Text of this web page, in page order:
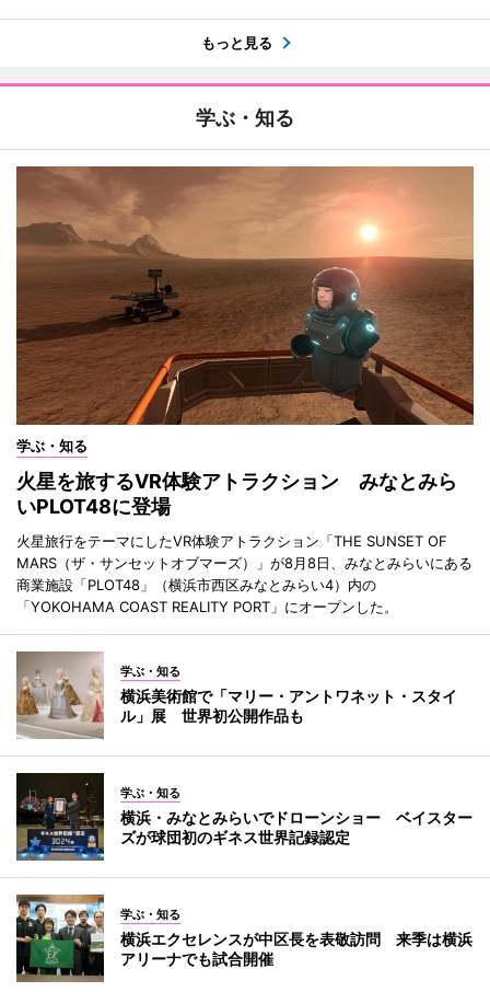
もっと見る
学ぶ・知る
学ぶ・知る
火星を旅するVR体験アトラクション みなとみら
いPLOT48に登場
火星旅行をテーマにしたVR体験アトラクション「THE SUNSET OF
MARS（ザ・サンセットオブマーズ）」が8月8日、みなとみらいにある
商業施設「PLOT48」（横浜市西区みなとみらい4）内の
「YOKOHAMA COAST REALITY PORT」にオープンした。
学ぶ・知る
横浜美術館で「マリー・アントワネット・スタイ
ル」展 世界初公開作品も
学ぶ・知る
横浜・みなとみらいでドローンショー ベイスター
ズが球団初のギネス世界記録認定
学ぶ・知る
横浜エクセレンスが中区長を表敬訪問 来季は横浜
アリーナでも試合開催